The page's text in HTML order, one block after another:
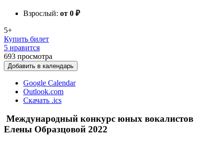
Взрослый: от 0 ₽
5+
Купить билет
5 нравится
693 просмотра
Добавить в календарь
Google Calendar
Outlook.com
Скачать .ics
Международный конкурс юных вокалистов
Елены Образцовой 2022